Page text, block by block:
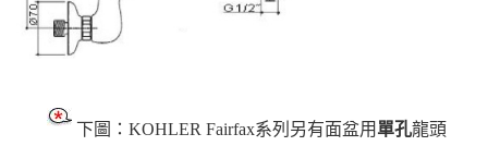
下圖：KOHLER Fairfax系列另有面盆用 單孔龍頭